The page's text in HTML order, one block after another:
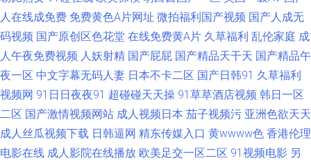
片 久久蜜桃麻豆 亚洲精品日逼网 91网红在线观看 国产福利精品一区 日韩精
品AⅤ在线 91国产香蕉电影 福利视频合集 欧美性爱成人区第一页 在线香蕉
91夜夜撸 久草最新网址 91h片 91熟女性爱视频 色色剧场 日韩无碼第一页 四
虎久久在线 日本a在线观看视频 在线免费小视屏 影音先锋中文字幕2 黑丝视
频 91资源在线免费视频 91免费在线观看资源站 国产91色在线观看 国产TS伪
人在线成免费 免费黄色A片网址 微拍福利国产视频 国产人成无
码视频 国产原创区色花堂 在线免费黄A片 久草福利 乱伦家庭 成
人午夜免费视频 人妖射精 国产屁屁 国产精品天干天 国产精品午
夜一区 中文字幕无码人妻 日本不卡二区 国产日韩91 久草福利
视频网 91日日夜夜91 超碰碰天天操 91草草酒店视频 韩日一区
二区 国产激情视频网站 成人视频日本 茄子视频污 亚洲色欲天天
成人丝瓜视频下载 日韩逼网 精东传媒入口 黄wwww色 香港伦理
电影在线 成人影院在线播放 欧美足交一区二区 91视频电影 另